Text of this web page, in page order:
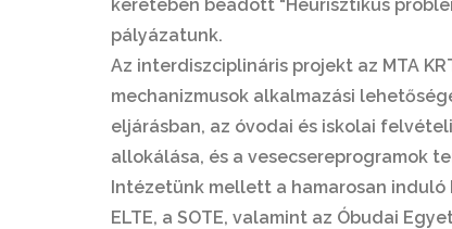
keretében beadott “Heurisztikus
pályázatunk.
Az interdiszciplináris projekt az MTA
mechanizmusok alkalmazási
eljárásban, az óvodai és iskolai
allokálása, és a vesecsereprogramok
Intézetünk mellett a hamarosan induló
ELTE, a SOTE, valamint az Óbudai